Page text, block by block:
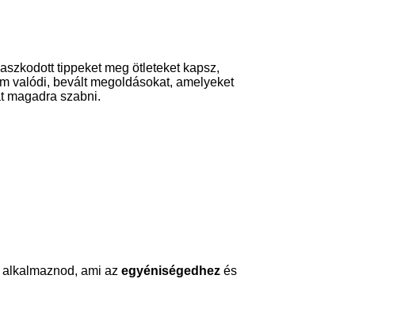
tippeket meg ötleteket kapsz,
valódi, bevált megoldásokat, amelyeket
magadra szabni.
ami az egyéniségedhez és